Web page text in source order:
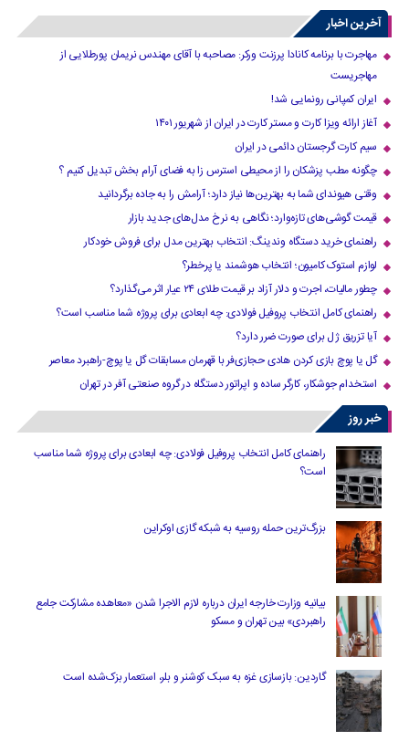
10
›
20
30
40
...
» آخرین اخبار
مهاجرت با برنامه کانادا پرزنت ورکر: مصاحبه با آقای مهندس نریمان پورطلایی از
مهاجریست
ایران کمپانی رونمایی شد!
آغاز ارائه ویزا کارت و مستر کارت در ایران از شهریور ۱۴۰۱
سیم کارت گرجستان دائمی در ایران
چگونه مطب پزشکان را از محیطی استرس زا به فضای آرام بخش تبدیل کنیم ؟
وقتی هیوندای شما به بهترین‌ها نیاز دارد؛ آرامش را به جاده برگردانید
قیمت گوشی‌های تازه‌وارد؛ نگاهی به نرخ مدل‌های جدید بازار
راهنمای خرید دستگاه وندینگ: انتخاب بهترین مدل برای فروش خودکار
لوازم استوک کامیون؛ انتخاب هوشمند یا پرخطر؟
چطور مالیات، اجرت و دلار آزاد بر قیمت طلای ۲۴ عیار اثر می‌گذارد؟
راهنمای کامل انتخاب پروفیل فولادی: چه ابعادی برای پروژه شما مناسب است؟
آیا تزریق ژل برای صورت ضرر دارد​؟
گل یا پوچ بازی کردن هادی حجازی‌فر با قهرمان مسابقات گل یا پوچ-راهبرد معاصر
استخدام جوشکار، کارگر ساده و اپراتور دستگاه در گروه صنعتی آفر در تهران
خبر روز
راهنمای کامل انتخاب پروفیل فولادی: چه ابعادی برای پروژه شما مناسب
است؟
بزرگ‌ترین حمله روسیه به شبکه گازی اوکراین
بیانیه وزارت خارجه ایران درباره لازم‌ الاجرا شدن «معاهده مشارکت جامع
راهبردی» بین تهران و مسکو
گاردین: بازسازی غزه به سبک کوشنر و بلر، استعمار بزک‌شده است